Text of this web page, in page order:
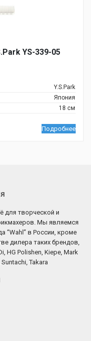
YS-339-05
Y.S.Park
Япония
18 см
Подробнее
для творческой и
Мы являемся
“Wahl” в России, кроме
дилера таких брендов,
HG Polishen, Kiepe, Mark
Takara